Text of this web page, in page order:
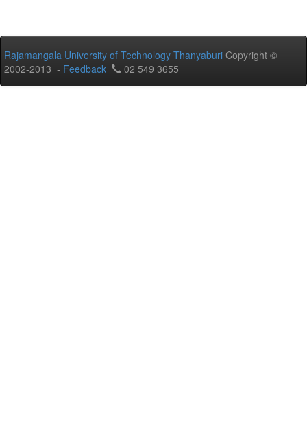
Rajamangala University of Technology Thanyaburi Copyright ©
2002-2013 - Feedback 02 549 3655